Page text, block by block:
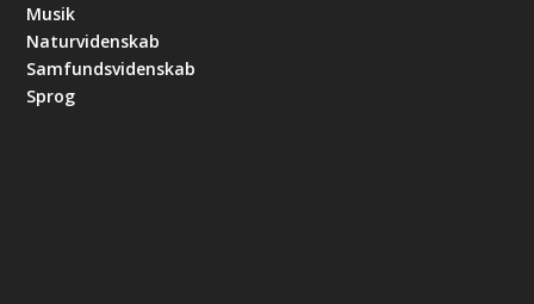
Musik
Naturvidenskab
Samfundsvidenskab
Sprog